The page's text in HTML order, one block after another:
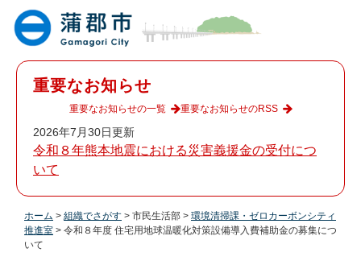
重要なお知らせ
2026年7月30日更新
令和８年熊本地震における災害義援金の受付につ
いて
重要なお知らせの一覧 重要なお知らせのRSS
ホーム > 組織でさがす > 市民生活部 > 環境清掃課・ゼロカーボンシティ
推進室 > 令和８年度 住宅用地球温暖化対策設備導入費補助金の募集につ
いて